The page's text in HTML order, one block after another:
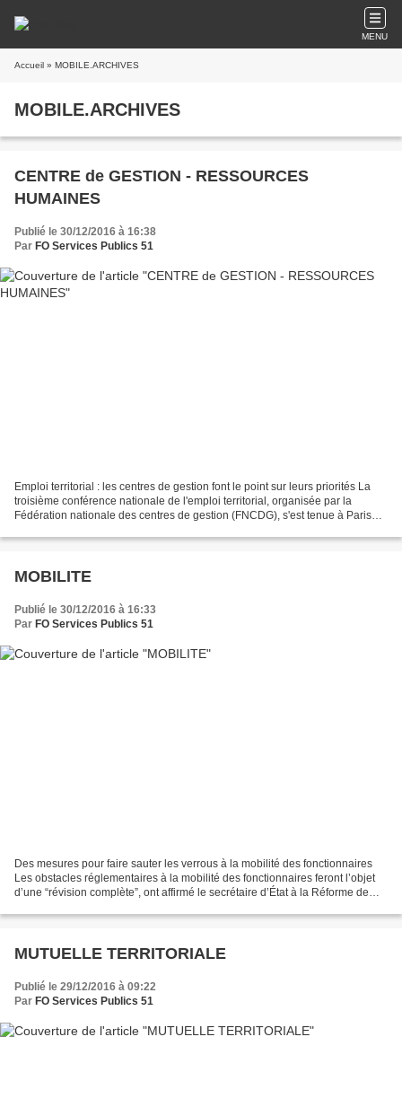
MENU
Accueil » MOBILE.ARCHIVES
MOBILE.ARCHIVES
CENTRE de GESTION - RESSOURCES
HUMAINES
Publié le 30/12/2016 à 16:38
Par FO Services Publics 51
Emploi territorial : les centres de gestion font le point sur leurs priorités La
troisième conférence nationale de l'emploi territorial, organisée par la
Fédération nationale des centres de gestion (FNCDG), s'est tenue à Paris
MOBILITE
Publié le 30/12/2016 à 16:33
Par FO Services Publics 51
Des mesures pour faire sauter les verrous à la mobilité des fonctionnaires
Les obstacles réglementaires à la mobilité des fonctionnaires feront l’objet
d’une “révision complète”, ont affirmé le secrétaire d’État à la Réforme de
MUTUELLE TERRITORIALE
Publié le 29/12/2016 à 09:22
Par FO Services Publics 51